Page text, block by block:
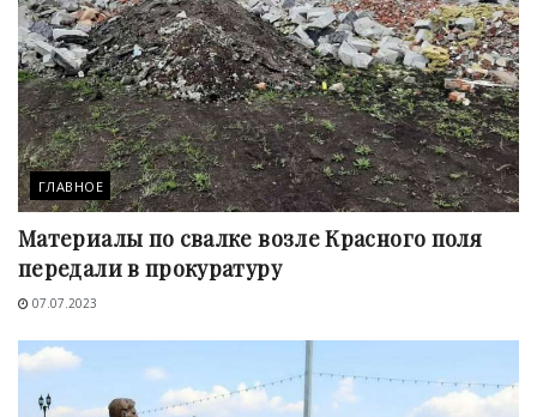
ГЛАВНОЕ
Материалы по свалке возле Красного поля
передали в прокуратуру
07.07.2023